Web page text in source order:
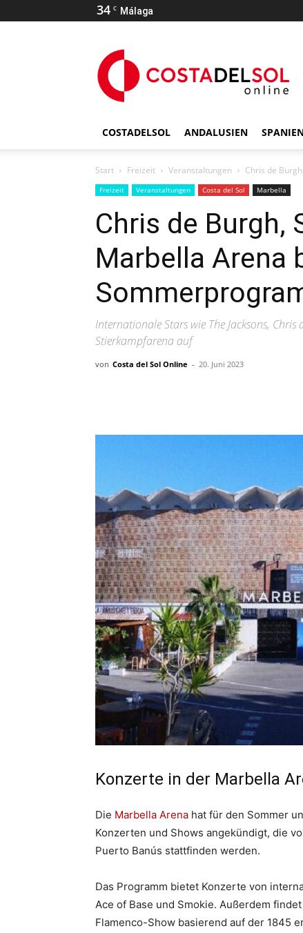
34 C Málaga
COSTADELSOL ANDALUSIEN
Start Freizeit Veranstaltungen Chris de
Freizeit Veranstaltungen Costa del Sol Marbella
Chris de Burgh,
Marbella Arena
Internationale Stars wie The Jacksons,
Stierkampfarena auf
von Costa del Sol Online - 20. Juni 2023
Konzerte in der Marbella
Die Marbella Arena hat für den Sommer
Konzerten und Shows angekündigt, die
Puerto Banús stattfinden werden.
Das Programm bietet Konzerte von
Ace of Base und Smokie. Außerdem
Flamenco-Show basierend auf der 1845